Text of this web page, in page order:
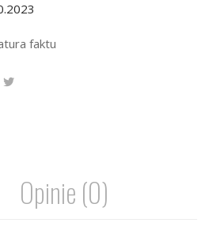
faktu
Opinie (0)